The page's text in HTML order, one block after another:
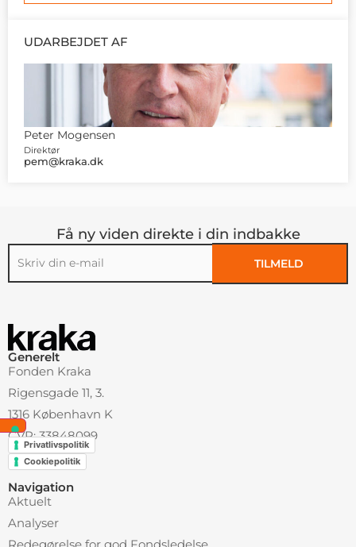
UDARBEJDET AF
Peter Mogensen
Direktør
pem@kraka.dk
Få ny viden direkte i din indbakke
TILMELD
Generelt
Fonden Kraka
Rigensgade 11, 3.
1316 København K
CVR: 33848099
Privatlivspolitik
Cookiepolitik
Navigation
Aktuelt
Analyser